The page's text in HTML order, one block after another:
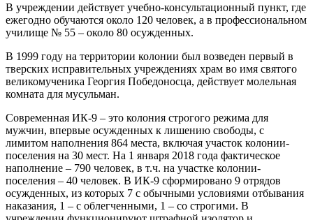
В учреждении действует учебно-консультационный пункт, где
ежегодно обучаются около 120 человек, а в профессиональном
училище № 55 – около 80 осужденных.
В 1999 году на территории колонии был возведен первый в
тверских исправительных учреждениях храм во имя святого
великомученика Георгия Победоносца, действует молельная
комната для мусульман.
Современная ИК-9 – это колония строгого режима для
мужчин, впервые осужденных к лишению свободы, с
лимитом наполнения 864 места, включая участок колонии-
поселения на 30 мест. На 1 января 2018 года фактическое
наполнение – 790 человек, в т.ч. на участке колонии-
поселения – 40 человек. В ИК-9 сформировано 9 отрядов
осужденных, из которых 7 с обычными условиями отбывания
наказания, 1 – с облегченными, 1 – со строгими. В